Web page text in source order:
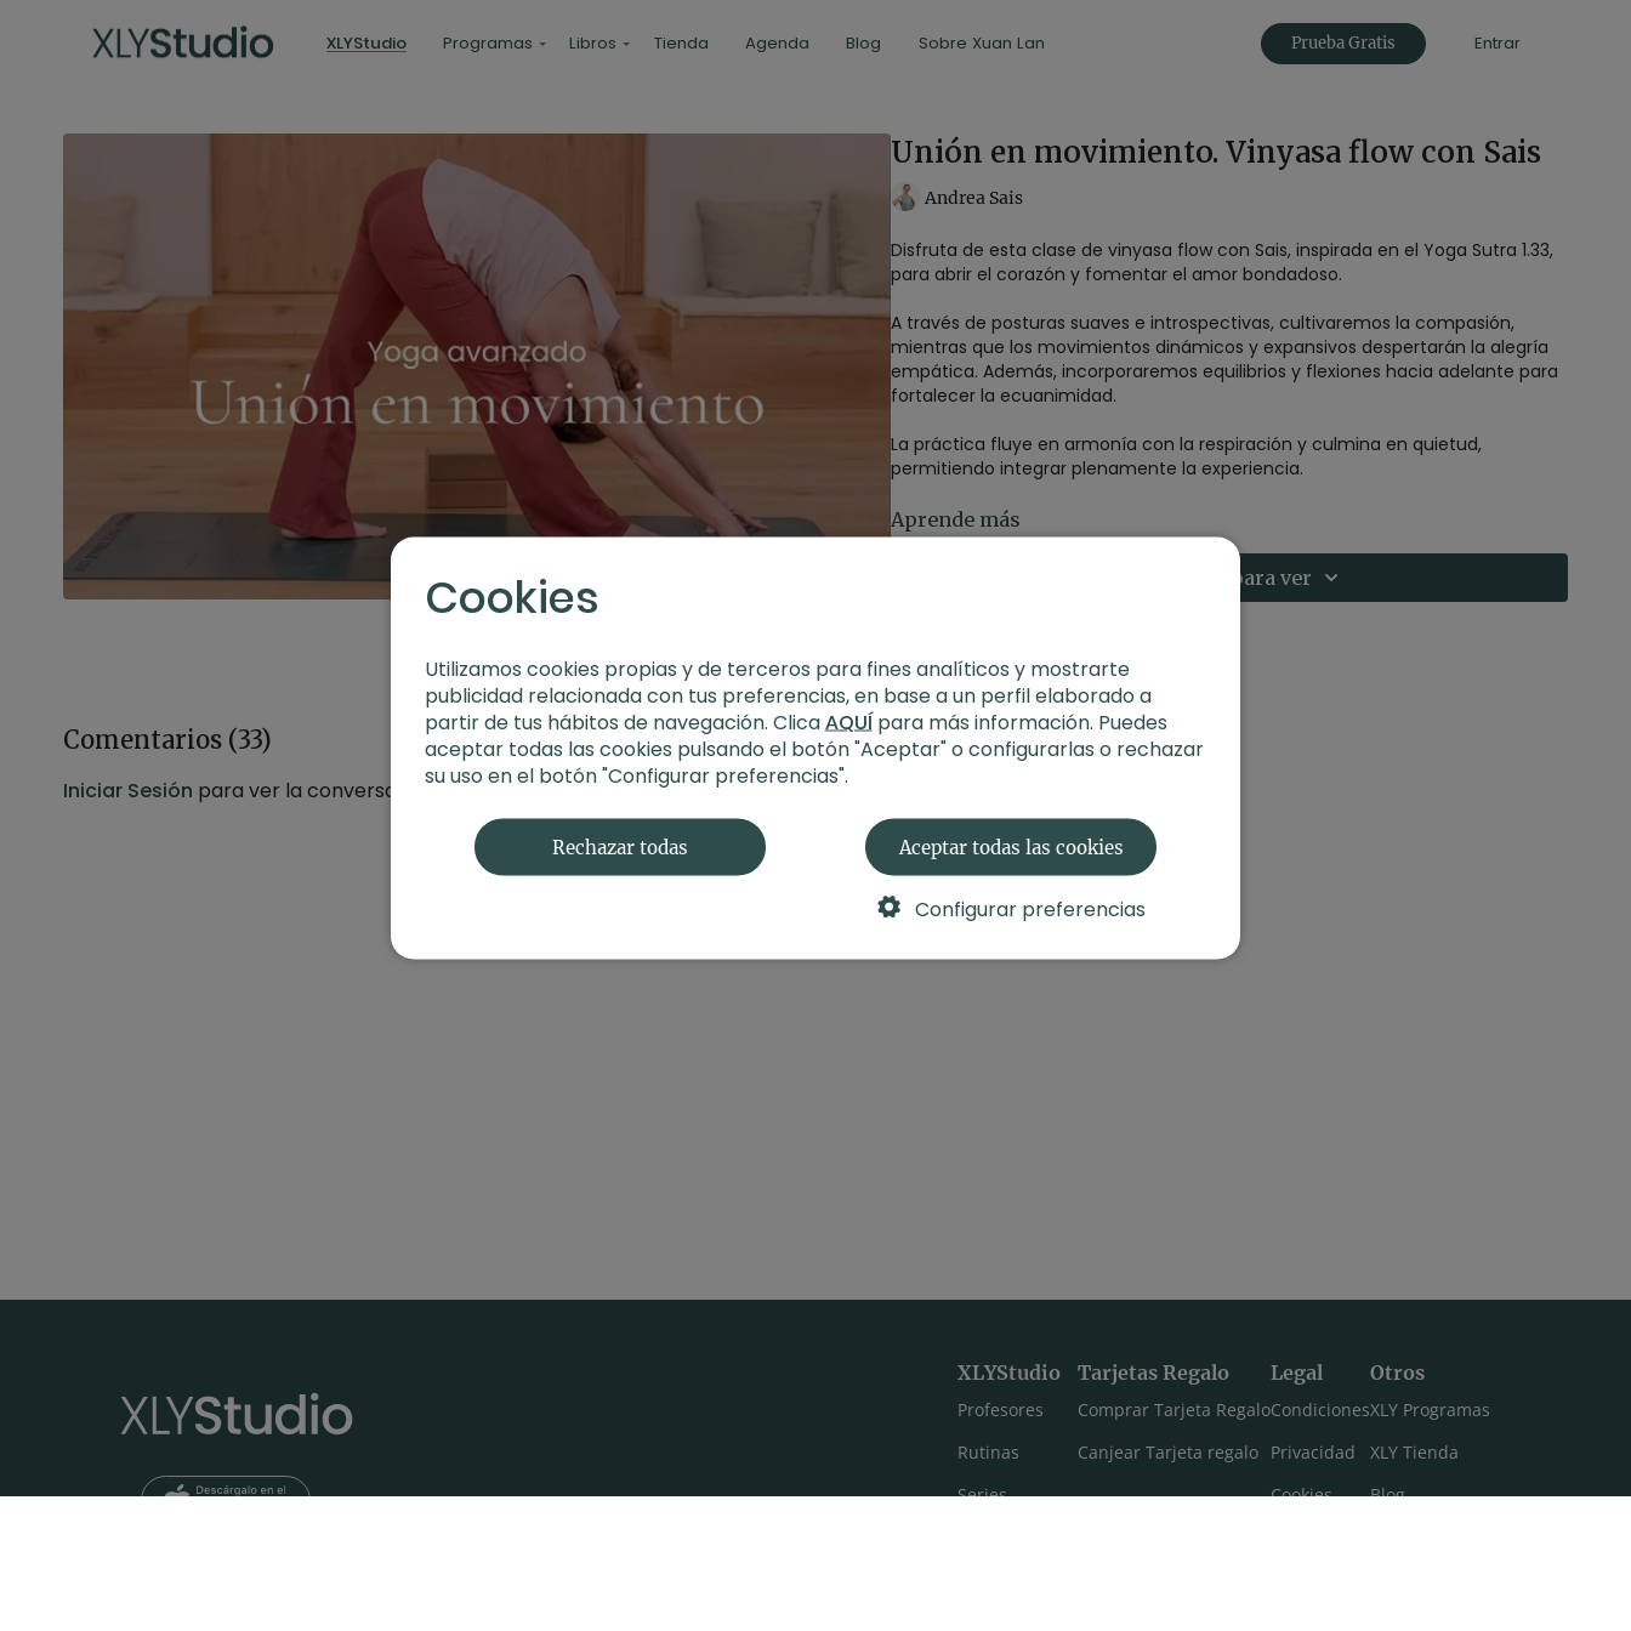
XLYStudio Programas Libros Tienda Agenda Blog Sobre Xuan Lan Prueba Gratis Entrar
Unión en movimiento. Vinyasa flow con Sais
Andrea Sais
Disfruta de esta clase de vinyasa flow con Sais, inspirada en el Yoga Sutra 1.33,
para abrir el corazón y fomentar el amor bondadoso.
A través de posturas suaves e introspectivas, cultivaremos la compasión,
mientras que los movimientos dinámicos y expansivos despertarán la alegría
empática. Además, incorporaremos equilibrios y flexiones hacia adelante para
fortalecer la ecuanimidad.
La práctica fluye en armonía con la respiración y culmina en quietud,
permitiendo integrar plenamente la experiencia.
Beneficios de la práctica:
Mayor compasión y amor bondadoso mediante posturas introspectivas y de
Alegría empática y energía renovada a través de movimientos dinámicos y
hacia adelante.
: Vinyasa flow
-Profesor: Andrea Sais
-Duración: 57 minutos
: Bloques
-Enfoque : Todo el cuerpo
-Propósito: Sororidad
- Fecha: 11 de marzo 202
Contenido relacionado:Acción y reacción. Focus Power con Sara
Aprende más
Suscríbete para ver
Comentarios (33)
Iniciar Sesión para ver la conversación
XLYStudio
Profesores
Rutinas
Series
Tarjetas Regalo
Comprar Tarjeta Regalo
Canjear Tarjeta regalo
Legal
Condiciones
Privacidad
Cookies
Otros
XLY Programas
XLY Tienda
Blog
Cookies
Utilizamos cookies propias y de terceros para fines analíticos y mostrarte
publicidad relacionada con tus preferencias, en base a un perfil elaborado a
partir de tus hábitos de navegación. ClicaAQUÍpara más información. Puedes
aceptar todas las cookies pulsando el botón "Aceptar" o configurarlas o rechazar
su uso en el botón "Configurar preferencias".
Rechazar todas Aceptar todas las cookies
Configurar preferencias